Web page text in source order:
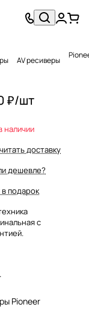
AV ресиверы
₽/шт
наличии
доставку
дешевле?
подарок
с
Pioneer